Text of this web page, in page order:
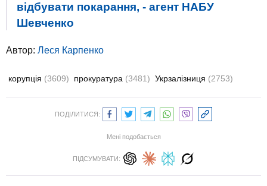
відбувати покарання, - агент НАБУ
Шевченко
Автор: Леся Карпенко
корупція (3609) прокуратура (3481) Укрзалізниця (2753)
ПОДІЛИТИСЯ:
Мені подобається
ПІДСУМУВАТИ: